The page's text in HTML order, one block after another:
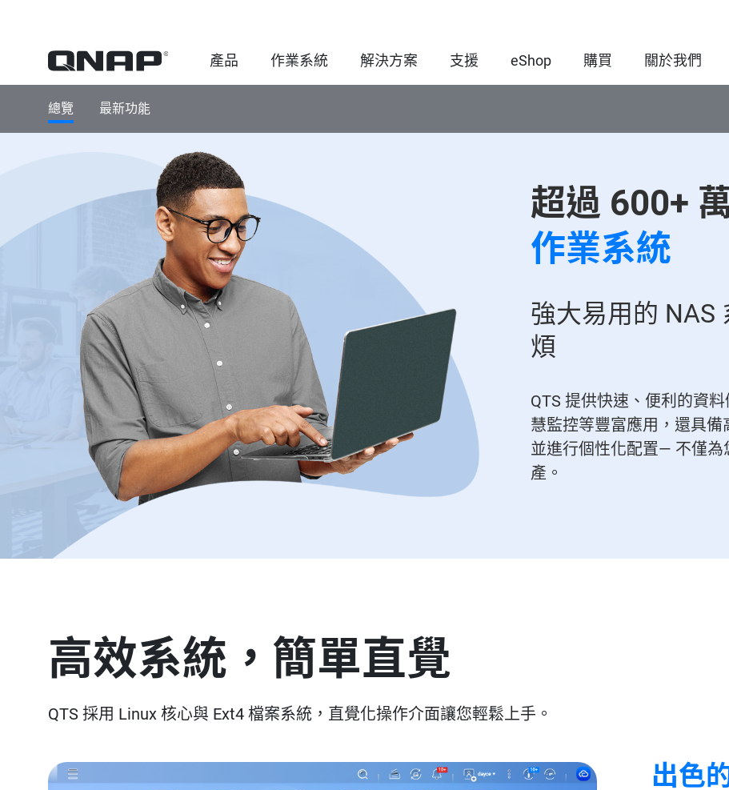
產品 作業系統 解決方案 支援 eShop 購買 關於我們
總覽 最新功能
超過 600+
作業系統
強大易用的 NAS
煩
QTS 提供快速、便利的資
慧監控等豐富應用，還具
並進行個性化配置— 不僅
產。
高效系統，簡單直覺
QTS 採用 Linux 核心與 Ext4 檔案系統，直覺化操作介面讓您輕鬆上手。
出色